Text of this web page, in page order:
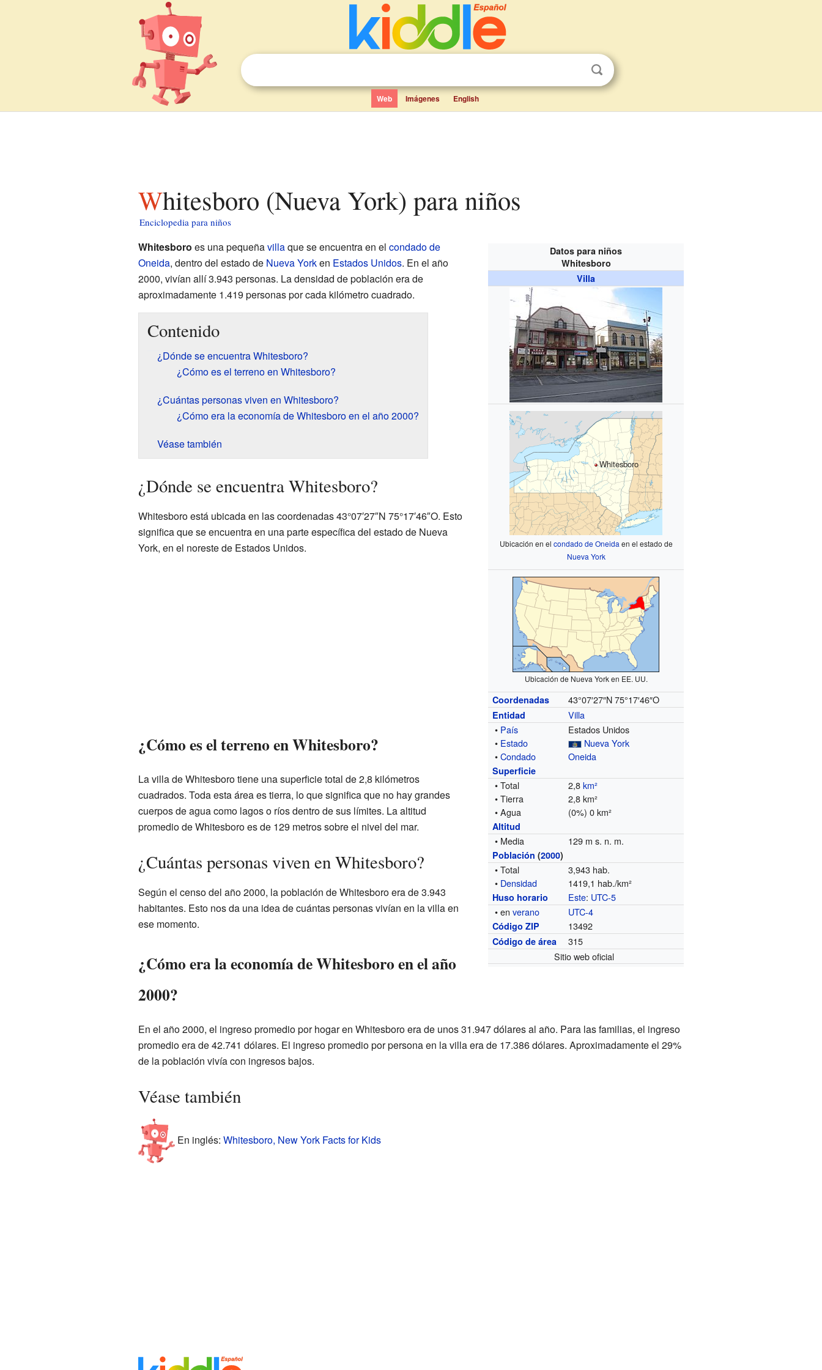
Web Imágenes English
Whitesboro (Nueva York) para niños
Enciclopedia para niños
Datos para niños
Whitesboro
Villa
Whitesboro
Ubicación en el condado de Oneida en el estado de
Nueva York
Ubicación de Nueva York en EE. UU.
Coordenadas 43°07′27″N 75°17′46″O
Entidad
Villa
• País
Estados Unidos
• Estado
Nueva York
•Condado Oneida
Superficie
• Total 2,8km²
• Tierra
2,8 km²
• Agua
(0%) 0 km²
Altitud
• Media 129 m s. n. m.
Población (2000)
• Total
3,943 hab.
• Densidad 1419,1 hab./km²
Huso horario Este: UTC-5
• enverano UTC-4
Código ZIP 13492
Código de área
315
Sitio web oficial
Whitesboro es una pequeñavillaque se encuentra en el condado de
Oneida, dentro del estado de Nueva Yorken Estados Unidos. En el año
2000, vivían allí 3.943 personas. La densidad de población era de
aproximadamente 1.419 personas por cada kilómetro cuadrado.
Contenido
¿Dónde se encuentra Whitesboro?
¿Cómo es el terreno en Whitesboro?
¿Cuántas personas viven en Whitesboro?
¿Cómo era la economía de Whitesboro en el año 2000?
Véase también
¿Dónde se encuentra Whitesboro?
Whitesboro está ubicada en las coordenadas 43°07′27″N 75°17′46″O. Esto
significa que se encuentra en una parte específica del estado de Nueva
York, en el noreste de Estados Unidos.
¿Cómo es el terreno en Whitesboro?
La villa de Whitesboro tiene una superficie total de 2,8 kilómetros
cuadrados. Toda esta área es tierra, lo que significa que no hay grandes
cuerpos de agua como lagos o ríos dentro de sus límites. La altitud
promedio de Whitesboro es de 129 metros sobre el nivel del mar.
¿Cuántas personas viven en Whitesboro?
Según el censo del año 2000, la población de Whitesboro era de 3.943
habitantes. Esto nos da una idea de cuántas personas vivían en la villa en
ese momento.
¿Cómo era la economía de Whitesboro en el año
2000?
En el año 2000, el ingreso promedio por hogar en Whitesboro era de unos 31.947 dólares al año. Para las familias, el ingreso
promedio era de 42.741 dólares. El ingreso promedio por persona en la villa era de 17.386 dólares. Aproximadamente el 29%
de la población vivía con ingresos bajos.
Véase también
En inglés: Whitesboro, New York Facts for Kids